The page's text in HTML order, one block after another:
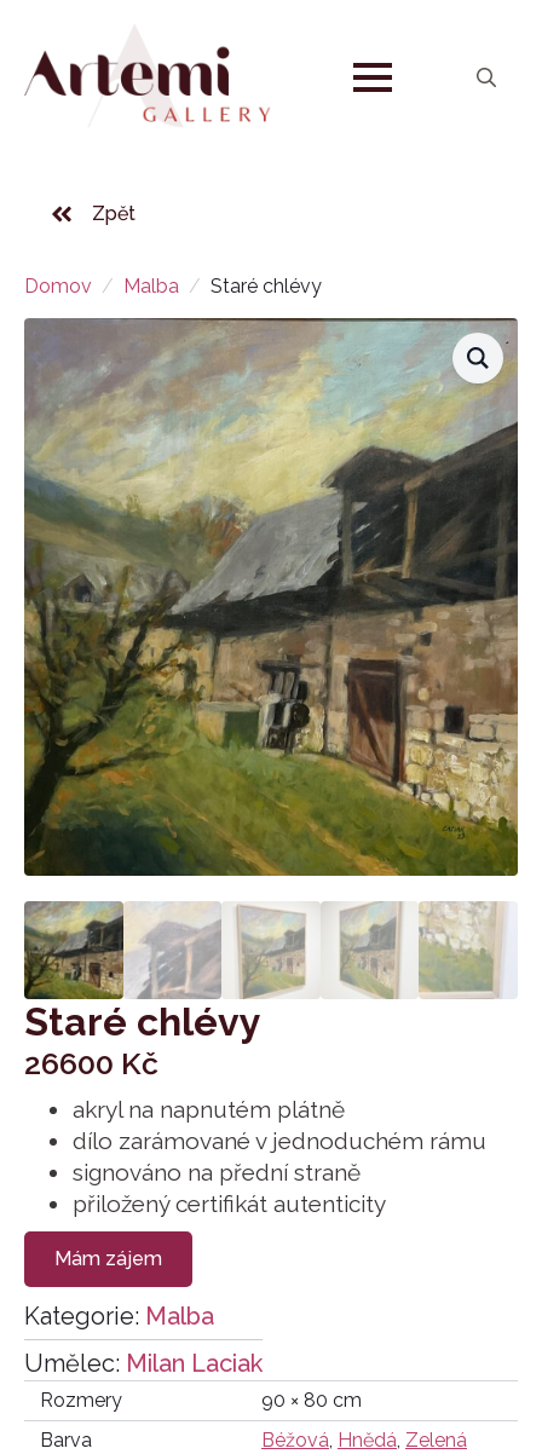
Zpět
Domov Malba Staré chlévy
Staré chlévy
26600 Kč
akryl na napnutém plátně
dílo zarámované v jednoduchém rámu
signováno na přední straně
přiložený certifikát autenticity
Mám zájem
Kategorie: Malba
Umělec: Milan Laciak
Rozmery
90 × 80 cm
Barva
Béžová, Hnědá, Zelená